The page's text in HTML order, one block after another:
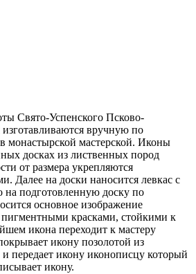
Свято-Успенского Псково-
вручную по
монастырской мастерской. Иконы
досках из лиственных пород
от размера укрепляются
Далее на доски наносится левкас с
на подготовленную доску по
основное изображение
красками, стойкими к
икона переходит к мастеру
икону позолотой из
передает икону иконописцу который
икону.